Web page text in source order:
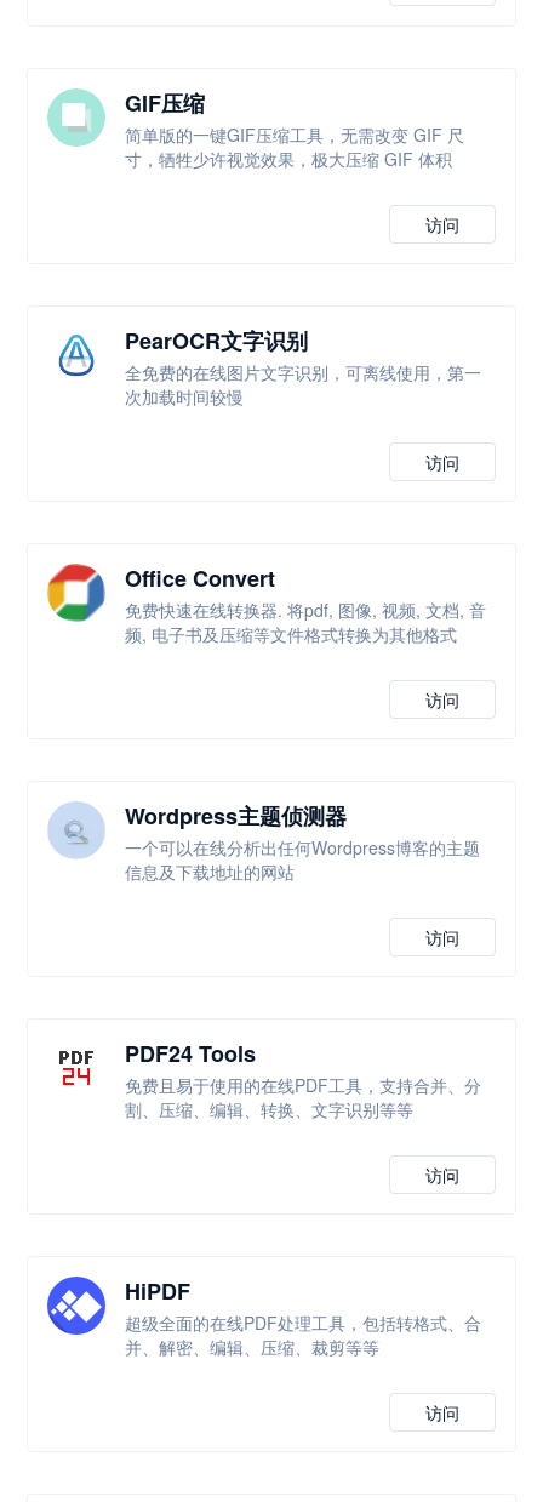
GIF压缩
简单版的一键GIF压缩工具，无需改变 GIF 尺
寸，牺牲少许视觉效果，极大压缩 GIF 体积
访问
PearOCR文字识别
全免费的在线图片文字识别，可离线使用，第一
次加载时间较慢
访问
Office Convert
免费快速在线转换器. 将pdf, 图像, 视频, 文档, 音
频, 电子书及压缩等文件格式转换为其他格式
访问
Wordpress主题侦测器
一个可以在线分析出任何Wordpress博客的主题
信息及下载地址的网站
访问
PDF24 Tools
免费且易于使用的在线PDF工具，支持合并、分
割、压缩、编辑、转换、文字识别等等
访问
HiPDF
超级全面的在线PDF处理工具，包括转格式、合
并、解密、编辑、压缩、裁剪等等
访问